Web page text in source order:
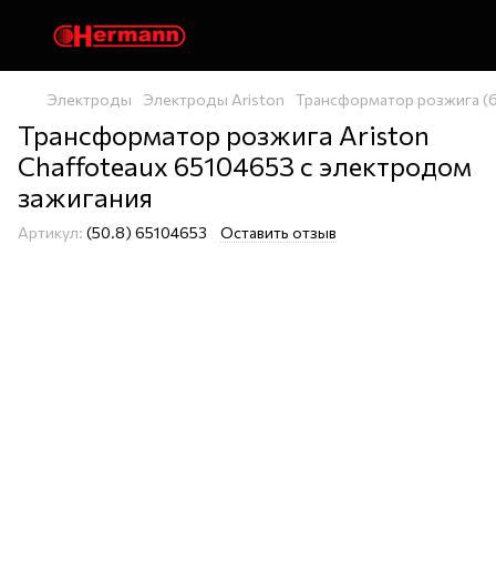
Электроды Электроды Ariston Трансформатор розжига
Трансформатор розжига Ariston
Chaffoteaux 65104653 с электродом
зажигания
Артикул: (50.8) 65104653 Оставить отзыв